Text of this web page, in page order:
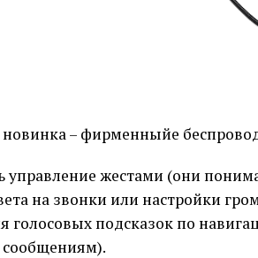
– фирменныйе
управление жестами (они
на звонки или настройки
голосовых подсказок по